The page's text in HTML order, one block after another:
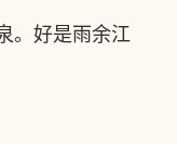
。好是雨余江